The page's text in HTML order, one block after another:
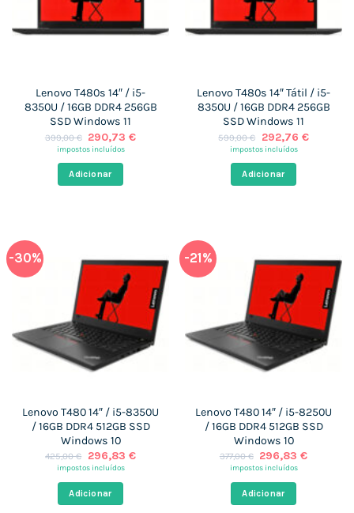
Lenovo T480s 14″ / i5-
8350U / 16GB DDR4 256GB
SSD Windows 11
399,00€ O
preço
era:
399,00 €.
290,73€O
impostos incluídos
Adicionar
Lenovo T480s 14″ Tátil / i5-
8350U / 16GB DDR4 256GB
SSD Windows 11
599,00€
O
preço
era:
599,00 €.
292,76 €O
impostos incluídos
Adicionar
-30%
Lenovo T480 14″ / i5-8350U
/ 16GB DDR4 512GB SSD
Windows 10
425,00€
O
preço
era:
425,00 €.
296,83 €O
impostos incluídos
Adicionar
-21%
Lenovo T480 14″ / i5-8250U
/ 16GB DDR4 512GB SSD
Windows 10
377,00€ O
preço
era:
377,00 €.
296,83€O
impostos incluídos
Adicionar